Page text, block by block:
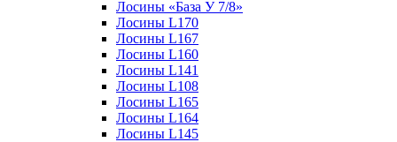
Лосины «База У 7/8»
Лосины L170
Лосины L167
Лосины L160
Лосины L141
Лосины L108
Лосины L165
Лосины L164
Лосины L145